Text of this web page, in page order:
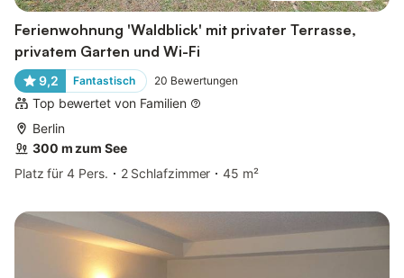
Ferienwohnung 'Waldblick' mit privater Terrasse,
privatem Garten und Wi-Fi
9,2 Fantastisch 20 Bewertungen
Top bewertet von Familien
Berlin
300 m zum See
Platz für 4 Pers.
2 Schlafzimmer 45 m²